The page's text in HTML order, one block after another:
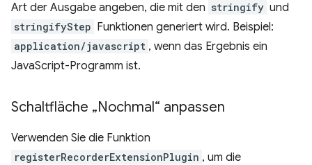
Art der Ausgabe angeben, die mit den stringify und
stringifyStep Funktionen generiert wird. Beispiel:
application/javascript , wenn das Ergebnis ein
JavaScript-Programm ist.
Schaltfläche „Nochmal“ anpassen
Verwenden Sie die Funktion
registerRecorderExtensionPlugin , um die